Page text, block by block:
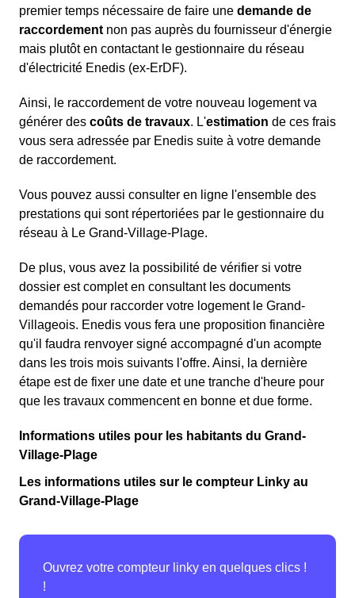
premier temps nécessaire de faire une demande de
raccordement non pas auprès du fournisseur d'énergie
mais plutôt en contactant le gestionnaire du réseau
d'électricité Enedis (ex-ErDF).
Ainsi, le raccordement de votre nouveau logement va
générer des coûts de travaux. L'estimation de ces frais
vous sera adressée par Enedis suite à votre demande
de raccordement.
Vous pouvez aussi consulter en ligne l'ensemble des
prestations qui sont répertoriées par le gestionnaire du
réseau à Le Grand-Village-Plage.
De plus, vous avez la possibilité de vérifier si votre
dossier est complet en consultant les documents
demandés pour raccorder votre logement le Grand-
Villageois. Enedis vous fera une proposition financière
qu'il faudra renvoyer signé accompagné d'un acompte
dans les trois mois suivants l'offre. Ainsi, la dernière
étape est de fixer une date et une tranche d'heure pour
que les travaux commencent en bonne et due forme.
Informations utiles pour les habitants du Grand-
Village-Plage
Les informations utiles sur le compteur Linky au
Grand-Village-Plage